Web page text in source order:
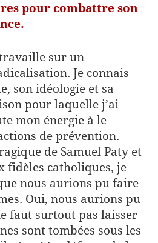
pour combattre son
sur un
Je connais
son idéologie et sa
pour laquelle j’ai
mon énergie à le
de prévention.
de Samuel Paty et
fidèles catholiques, je
nous aurions pu faire
Oui, nous aurions pu
faut surtout pas laisser
sont tombées sous les